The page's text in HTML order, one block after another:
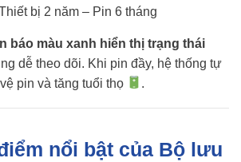
bị 2 năm – Pin 6 tháng
báo màu xanh hiển thị trạng thái
dễ theo dõi. Khi pin đầy, hệ thống tự
pin và tăng tuổi thọ
.
nổi bật của Bộ lưu